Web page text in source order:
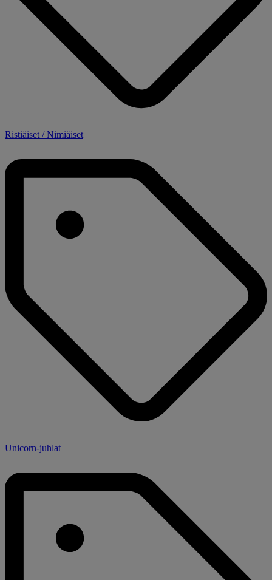
Ristiäiset / Nimiäiset
Unicorn-juhlat